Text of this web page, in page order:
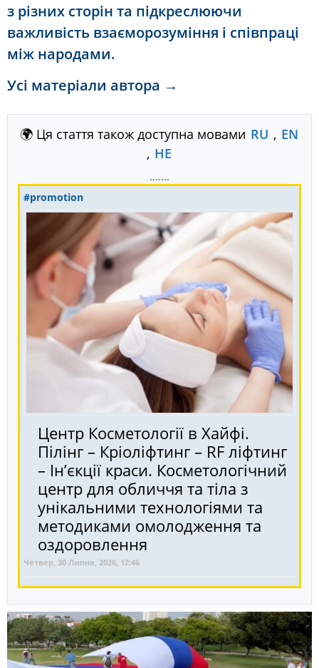
з різних сторін та підкреслюючи
важливість взаєморозуміння і співпраці
між народами.
Усі матеріали автора →
🌍 Ця стаття також доступна мовами RU , EN
, HE
.......
#promotion
Центр Косметології в Хайфі.
Пілінг – Кріоліфтинг – RF ліфтинг
– Ін’єкції краси. Косметологічний
центр для обличчя та тіла з
унікальними технологіями та
методиками омолодження та
оздоровлення
Четвер, 30 Липня, 2026, 12:46